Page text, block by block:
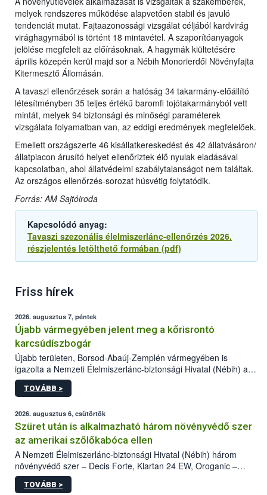
melyek rendszeres működése alapvetően stabil és javuló
tendenciát mutat. Fajtaazonossági vizsgálat céljából kardvirág
virághagymából is történt 18 mintavétel. A szaporítóanyagok
jelölése megfelelt az előírásoknak. A hagymák kiültetésére
április közepén kerül majd sor a Nébih Monorierdői Növényfajta
Kitermesztő Állomásán.
A tavaszi ellenőrzések során a hatóság 34 takarmány-előállító
létesítményben 35 teljes értékű baromfi tojótakarmányból vett
mintát, melyek 94 biztonsági és minőségi paraméterek
vizsgálata folyamatban van, az eddigi eredmények megfelelőek.
Emellett országszerte 46 kisállatkereskedést és 42 állatvásáron/
állatpiacon árusító helyet ellenőriztek élő nyulak eladásával
kapcsolatban, ahol állatvédelmi szabálytalanságot nem találtak.
Az országos ellenőrzés-sorozat húsvétig folytatódik.
Forrás: AM Sajtóiroda
Kapcsolódó anyag:
Tavaszi szezonális élelmiszerlánc-ellenőrzés 2026.
részjelentés letölthető formában (pdf)
Friss hírek
2026. augusztus 7, péntek
Újabb vármegyében jelent meg a kőrisrontó
karcsúdíszbogár
Újabb területen, Borsod-Abaúj-Zemplén vármegyében is
igazolta a Nemzeti Élelmiszerlánc-biztonsági Hivatal (Nébih) a
kőrisrontó karcsúdíszbogár (Agrilus planipennis) jelenlétét. A
kártevőt nem csak színcsapdában találták meg, de már fertőzött
az intenzív felderítést, emellett az intézkedéseket a szlovák
hatósággal is összehangolják a terjedés megállítása érdekében.
TOVÁBB >
2026. augusztus 6, csütörtök
Szüret után is alkalmazható három növényvédő szer
az amerikai szőlőkabóca ellen
A Nemzeti Élelmiszerlánc-biztonsági Hivatal (Nébih) három
növényvédő szer – Decis Forte, Klartan 24 EW, Oroganic –
engedélyokiratát módosította, így azok a szüretet követően,
egészen a vesszőérettség (BBCH 91) stádiumáig
TOVÁBB >